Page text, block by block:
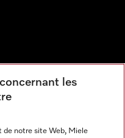
les
de notre site Web, Miele